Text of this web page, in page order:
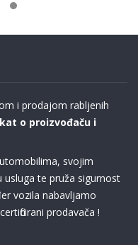
i prodajom rabljenih
o proizvođaču i
svojim
usluga te pruža sigurnost
vozila nabavljamo
prodavača !